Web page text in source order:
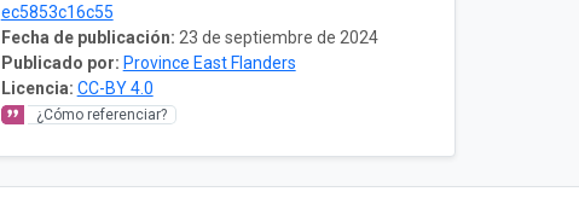
ec5853c16c55
Fecha de publicación: 23 de septiembre de 2024
Publicado por: Province East Flanders
Licencia: CC-BY 4.0
¿Cómo referenciar?